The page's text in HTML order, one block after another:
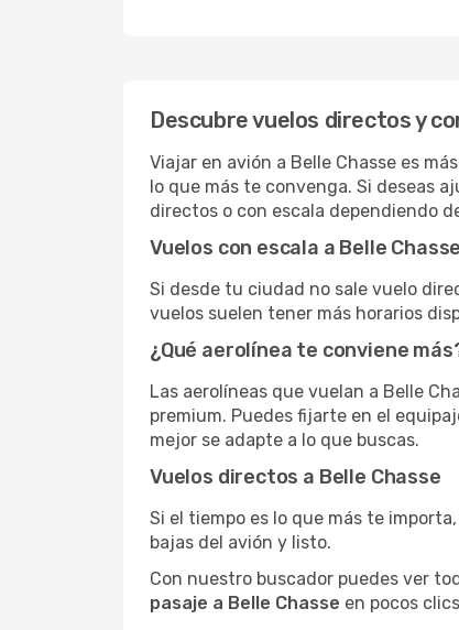
Descubre vuelos directos y
Viajar en avión a Belle Chasse es
lo que más te convenga. Si deseas
directos o con escala dependiendo
Vuelos con escala a Belle Chasse
Si desde tu ciudad no sale vuelo
vuelos suelen tener más horarios
¿Qué aerolínea te conviene
Las aerolíneas que vuelan a Belle
premium. Puedes fijarte en el
mejor se adapte a lo que buscas.
Vuelos directos a Belle Chasse
Si el tiempo es lo que más te
bajas del avión y listo.
Con nuestro buscador puedes ver
pasaje a Belle Chasse en pocos